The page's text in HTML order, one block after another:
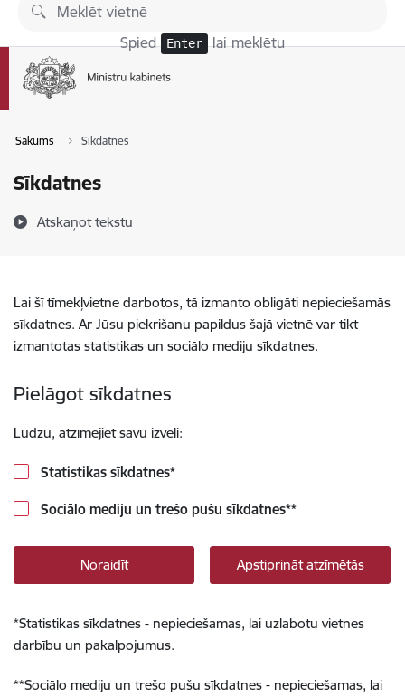
Pāriet uz lapas saturu
Spied Enter lai meklētu
Sākums Sīkdatnes
Sīkdatnes
Atskaņot tekstu
Lai šī tīmekļvietne darbotos, tā izmanto obligāti nepieciešamās
sīkdatnes. Ar Jūsu piekrišanu papildus šajā vietnē var tikt
izmantotas statistikas un sociālo mediju sīkdatnes.
Pielāgot sīkdatnes
Lūdzu, atzīmējiet savu izvēli:
Statistikas sīkdatnes*
Sociālo mediju un trešo pušu sīkdatnes**
Noraidīt Apstiprināt atzīmētās
*Statistikas sīkdatnes - nepieciešamas, lai uzlabotu vietnes
darbību un pakalpojumus.
**Sociālo mediju un trešo pušu sīkdatnes - nepieciešamas, lai